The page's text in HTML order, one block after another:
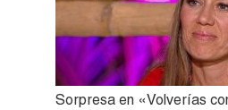
Sorpresa en «Volverías